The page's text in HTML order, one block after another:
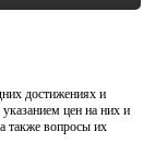
достижениях и
цен на них и
также вопросы их